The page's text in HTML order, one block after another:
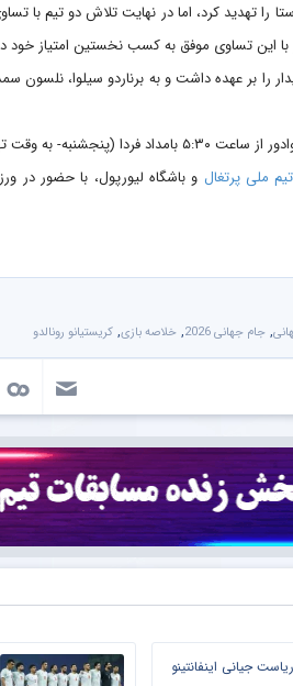
را تهدید کرد، اما در نهایت تلاش دو تیم با
این تساوی موفق به کسب نخستین امتیاز خود
را بر عهده داشت و به برناردو سیلوا، نلسون
به مصاف یکدیگر خواهند رفت.
تیم ملی پرتغال و باشگاه لیورپول، با حضور در
, جام جهانی 2026 , خلاصه بازی, کریستیانو رونالدو
جیانی اینفانتینو